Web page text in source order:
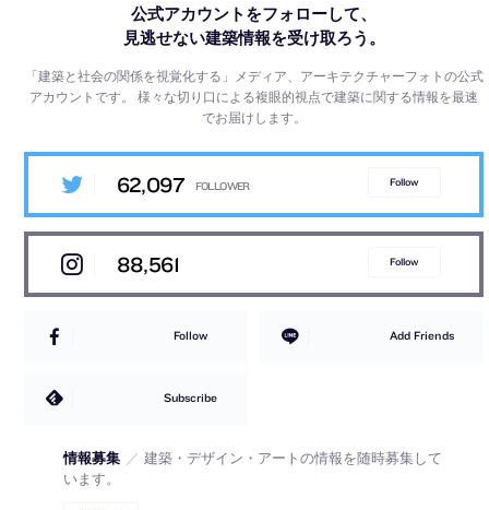
公式アカウントをフォローして、
見逃せない建築情報を受け取ろう。
「建築と社会の関係を視覚化する」メディア、アーキテクチャーフォトの公式
アカウントです。様々な切り口による複眼的視点で建築に関する情報を最速
でお届けします。
62,097 Follow
88,561 Follow
Follow Add Friends
Subscribe
情報募集 ／ 建築・デザイン・アートの情報を随時募集して
います。